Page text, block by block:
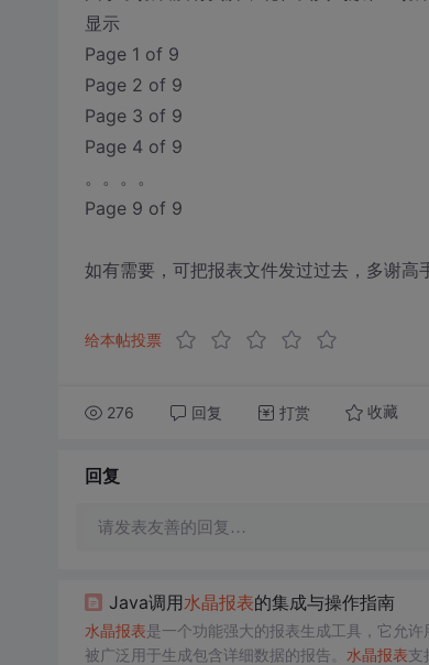
显示
Page 1 of 9
Page 2 of 9
Page 3 of 9
Page 4 of 9
。。。。
Page 9 of 9
如有需要，可把报表文件发过过去，多谢高
给本帖投票
276 回复 打赏 收藏
回复
请发表友善的回复…
Java调用水晶报表的集成与操作指南
水晶报表是一个功能强大的报表生成工具，它允
被广泛用于生成包含详细数据的报告。 水晶报表支